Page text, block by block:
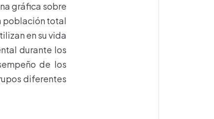
gráfica sobre
población total
en su vida
durante los
de los
diferentes